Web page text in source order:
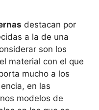
destacan por
a la de una
son los
material con el que
mucho a los
en las
modelos de